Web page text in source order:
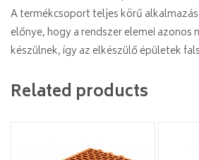
A termékcsoport teljes körű
előnye, hogy a rendszer elemei azonos
készülnek, így az elkészülő épületek
Related products